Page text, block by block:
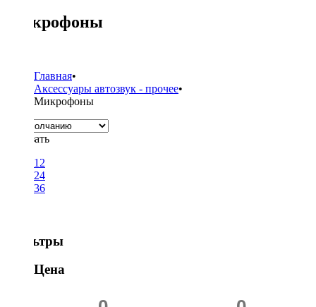
Микрофоны
Главная•
Аксессуары автозвук - прочее•
Микрофоны
Показать
12
24
36
Фильтры
Цена